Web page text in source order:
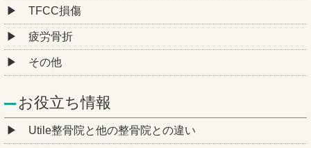
TFCC損傷
疲労骨折
その他
お役立ち情報
Utile整骨院と他の整骨院との違い